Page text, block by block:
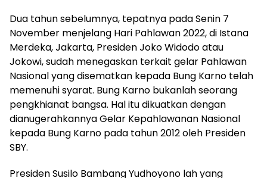
Dua tahun sebelumnya, tepatnya pada Senin 7
November menjelang Hari Pahlawan 2022, di Istana
Merdeka, Jakarta, Presiden Joko Widodo atau
Jokowi, sudah menegaskan terkait gelar Pahlawan
Nasional yang disematkan kepada Bung Karno telah
memenuhi syarat. Bung Karno bukanlah seorang
pengkhianat bangsa. Hal itu dikuatkan dengan
dianugerahkannya Gelar Kepahlawanan Nasional
kepada Bung Karno pada tahun 2012 oleh Presiden
SBY.
Presiden Susilo Bambang Yudhoyono lah yang